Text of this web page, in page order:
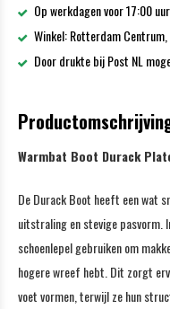
Op werkdagen voor 17:00
Winkel: Rotterdam
Door drukte bij Post NL
Warmbat Boot Durack
De Durack Boot heeft een wat
uitstraling en stevige pasvorm.
schoenlepel gebruiken om
hogere wreef hebt. Dit zorgt
voet vormen, terwijl ze hun